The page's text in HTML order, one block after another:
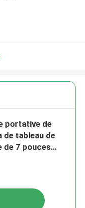
portative de
de tableau de
de 7 pouces